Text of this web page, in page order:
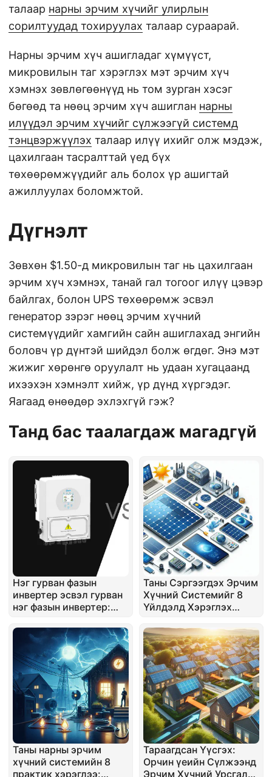
талаар нарны эрчим хүчийг улирлын
сорилтуудад тохируулах талаар сураарай.
Нарны эрчим хүч ашигладаг хүмүүст,
микровилын таг хэрэглэх мэт эрчим хүч
хэмнэх зөвлөгөөнүүд нь том зурган хэсэг
бөгөөд та нөөц эрчим хүч ашиглан нарны
илүүдэл эрчим хүчийг сүлжээгүй системд
тэнцвэржүүлэх талаар илүү ихийг олж мэдэж,
цахилгаан тасралттай үед бүх
төхөөрөмжүүдийг аль болох үр ашигтай
ажиллуулах боломжтой.
Дүгнэлт
Зөвхөн $1.50-д микровилын таг нь цахилгаан
эрчим хүч хэмнэх, танай гал тогоог илүү цэвэр
байлгах, болон UPS төхөөрөмж эсвэл
генератор зэрэг нөөц эрчим хүчний
системүүдийг хамгийн сайн ашиглахад энгийн
боловч үр дүнтэй шийдэл болж өгдөг. Энэ мэт
жижиг хөрөнгө оруулалт нь удаан хугацаанд
ихээхэн хэмнэлт хийж, үр дүнд хүргэдэг.
Яагаад өнөөдөр эхлэхгүй гэж?
Танд бас таалагдаж магадгүй
Нэг гурван фазын
инвертер эсвэл гурван
нэг фазын инвертер:
вэ?
Таны Сэргээгдэх Эрчим
Хүчний Системийг 8
Үйлдэлд Хэрэглэх
Хэмнэхээс Цааш
Таны нарны эрчим
хүчний системийн 8
практик хэрэглээ:
Тараагдсан Үүсгэх:
Орчин үеийн Сүлжээнд
Эрчим Хүчний Урсгалыг